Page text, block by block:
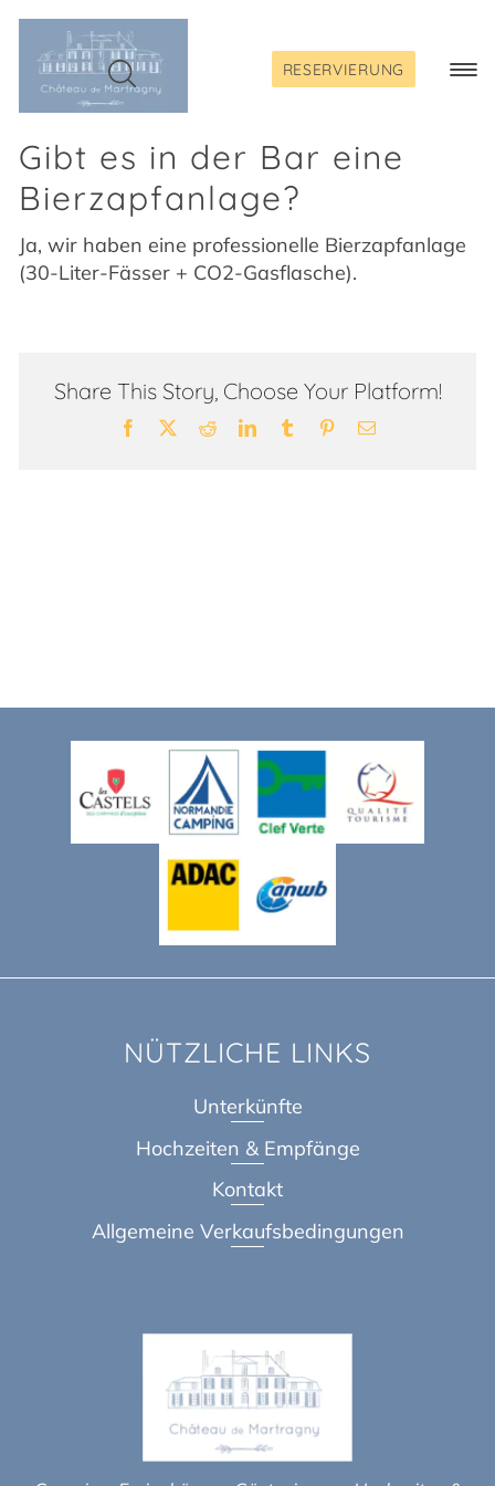
Skip
content
RESERVIERUNG
Gibt es in der Bar eine
Bierzapfanlage?
Ja, wir haben eine professionelle Bierzapfanlage
(30-Liter-Fässer + CO2-Gasflasche).
Share This Story, Choose Your Platform!
Facebook RedditLinkedInTumblr PinterestEmail
NÜTZLICHE LINKS
Unterkünfte
Hochzeiten & Empfänge
Kontakt
Allgemeine Verkaufsbedingungen